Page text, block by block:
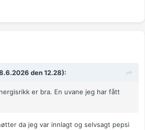
den 12.28):
er bra. En uvane jeg har fått
da jeg var innlagt og selvsagt pepsi